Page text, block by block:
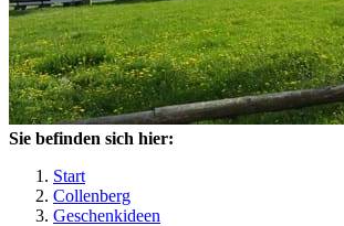
Sie befinden sich hier:
Start
Collenberg
Geschenkideen